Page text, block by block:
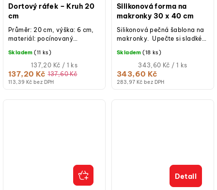
Dortový ráfek – Kruh 20
cm
113,39 Kč bez DPH
137,20 Kč 137,60 Kč
Měrná
cena:
137,20 Kč / 1 ks
Skladem (11 ks)
Průměr: 20 cm, výška: 6 cm,
materiál: pocínovaný
pro krátkodobý styk s...
Silikonová forma na
makronky 30 x 40 cm
283,97 Kč bez DPH
343,60 Kč
Měrná
cena:
343,60 Kč / 1 ks
Skladem (18 ks)
Silikonová pečná šablona na
makronky. Upečte si sladké
pomocí této formy.
Detail